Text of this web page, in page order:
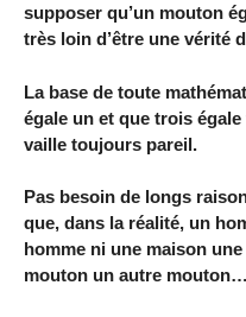
supposer qu’un mouton
très loin d’être une vérité
La base de toute
égale un et que trois
vaille toujours pareil.
Pas besoin de longs
que, dans la réalité, un
homme ni une maison
mouton un autre mouton…